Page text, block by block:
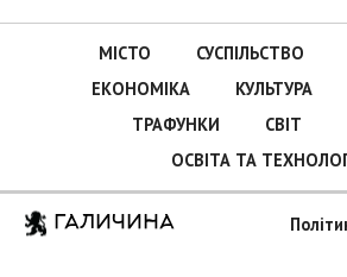
МІСТО СУСПІЛЬСТВО
ЕКОНОМІКА
КУЛЬТУРА
ТРАФУНКИ
СВІТ
ОСВІТА ТА
ГАЛИЧИНА